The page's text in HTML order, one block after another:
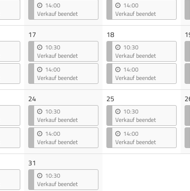
14:00
Verkauf beendet
14:00
Verkauf beendet
17
10:30
Verkauf beendet
14:00
Verkauf beendet
18
10:30
Verkauf beendet
14:00
Verkauf beendet
24
10:30
Verkauf beendet
14:00
Verkauf beendet
25
10:30
Verkauf beendet
14:00
Verkauf beendet
31
10:30
Verkauf beendet